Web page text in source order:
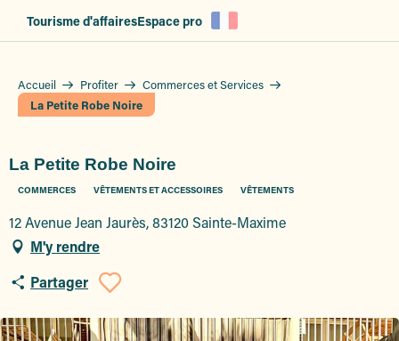
Tourisme d'affairesEspace pro
Accueil Profiter
Commerces et Services
La Petite Robe Noire
La Petite Robe Noire
COMMERCES VÊTEMENTS ET ACCESSOIRES VÊTEMENTS
12 Avenue Jean Jaurès, 83120 Sainte-Maxime
M'y rendre
Partager
Ajouter aux favoris